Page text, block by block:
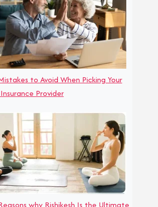
to Avoid When Picking Your
Provider